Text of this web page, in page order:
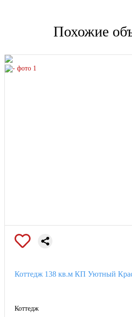
Конноспортивная Школа
- Маршрутка 110, 110М (до Самары,
Кроме того, при покупке коттеджа в
вам предоставляется рассрочка, зачет
Похожие
Коттедж 138 кв.м КП Уютный
Коттедж